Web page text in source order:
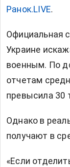
Ранок.LIVE.
Официальная
Украине
военным. По
отчетам
превысила 30
Однако в
получают в
«Если